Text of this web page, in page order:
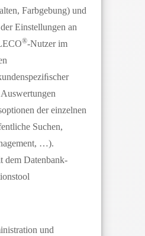
Farbgebung) und
Einstellungen an
®-Nutzer im
der einzelnen
Suchen,
…).
dem Datenbank-
und